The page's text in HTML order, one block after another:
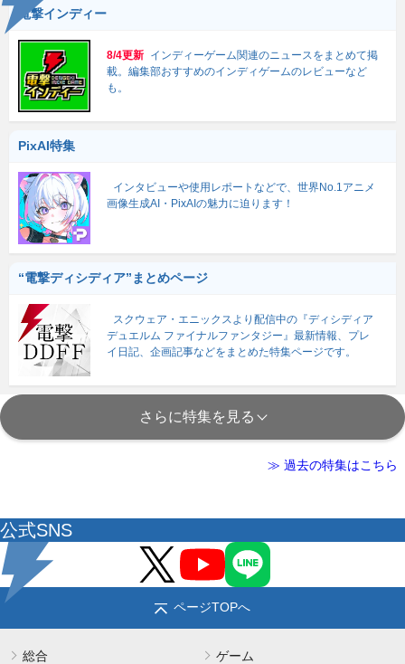
電撃インディー
8/4更新 インディーゲーム関連のニュースをまとめて掲
載。編集部おすすめのインディゲームのレビューなど
も。
PixAI特集
インタビューや使用レポートなどで、世界No.1アニメ
画像生成AI・PixAIの魅力に迫ります！
“電撃ディシディア”まとめページ
スクウェア・エニックスより配信中の『ディシディア
デュエルム ファイナルファンタジー』最新情報、プレ
イ日記、企画記事などをまとめた特集ページです。
さらに特集を見る
≫ 過去の特集はこちら
公式SNS
ページTOPへ
総合 ゲーム